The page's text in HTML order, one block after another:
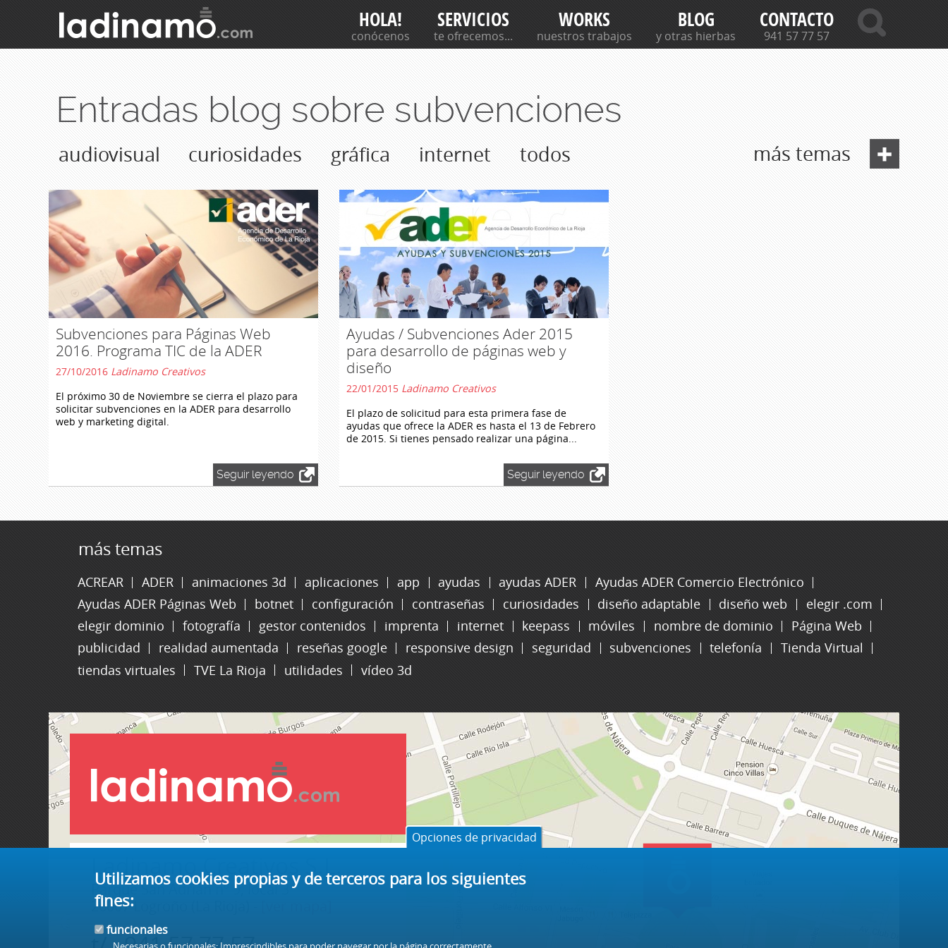
Jump to navigation
HOLA!
conócenos
SERVICIOS
te ofrecemos...
WORKS
nuestros trabajos
BLOG
y otras hierbas
CONTACTO
941 57 77 57
Entradas blog sobre subvenciones
audiovisual curiosidades gráfica internet todos más temas
Subvenciones para Páginas Web
2016. Programa TIC de la ADER
27/10/2016 Ladinamo Creativos
El próximo 30 de Noviembre se cierra el plazo para
solicitar subvenciones en la ADER para desarrollo
web y marketing digital.
Seguir leyendo
Ayudas / Subvenciones Ader 2015
para desarrollo de páginas web y
diseño
22/01/2015 Ladinamo Creativos
El plazo de solicitud para esta primera fase de
ayudas que ofrece la ADER es hasta el 13 de Febrero
de 2015. Si tienes pensado realizar una página...
Seguir leyendo
más temas
ACREAR ADER animaciones 3d aplicaciones app ayudas ayudas ADER
Ayudas ADER Comercio Electrónico
Ayudas ADER Páginas Web
botnet configuración contraseñas curiosidades diseño adaptable diseño web
elegir .com
elegir dominio
fotografía gestor contenidos imprenta internet keepass móviles nombre de dominio
Página Web
publicidad
realidad aumentada reseñas google responsive design seguridad subvenciones telefonía
Tienda Virtual
tiendas virtuales
TVE La Rioja utilidades vídeo 3d
Ladinamo Creativos S.L.
Parque San Adrián nº 9, local 3
26007 Logroño (La Rioja) -
Opciones de privacidad
Utilizamos cookies propias y de terceros para los siguientes
fines:
funcionales